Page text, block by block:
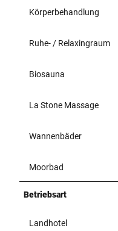
Körperbehandlung
Ruhe- / Relaxingraum
Biosauna
La Stone Massage
Wannenbäder
Moorbad
Betriebsart
Landhotel